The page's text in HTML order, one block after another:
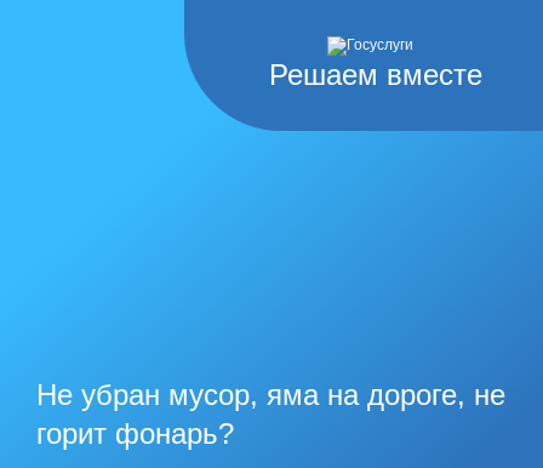
Решаем вместе
Не убран мусор, яма на дороге, не
горит фонарь?